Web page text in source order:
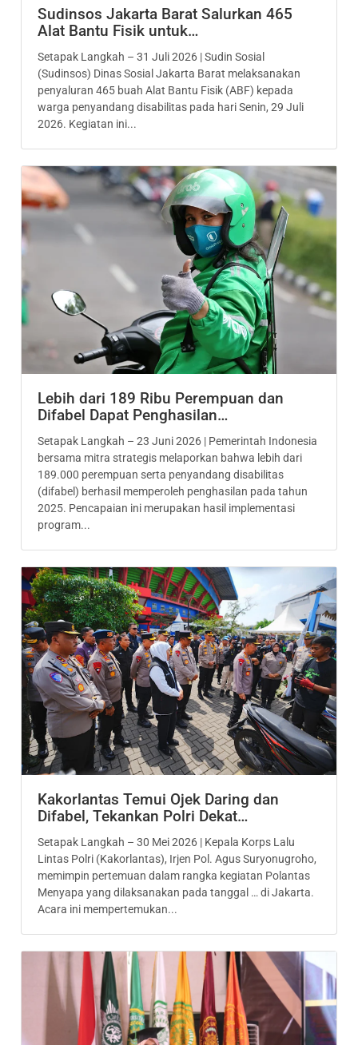
Sudinsos Jakarta Barat Salurkan 465
Alat Bantu Fisik untuk…
Setapak Langkah – 31 Juli 2026 | Sudin Sosial
(Sudinsos) Dinas Sosial Jakarta Barat melaksanakan
penyaluran 465 buah Alat Bantu Fisik (ABF) kepada
warga penyandang disabilitas pada hari Senin, 29 Juli
2026. Kegiatan ini...
Lebih dari 189 Ribu Perempuan dan
Difabel Dapat Penghasilan…
Setapak Langkah – 23 Juni 2026 | Pemerintah Indonesia
bersama mitra strategis melaporkan bahwa lebih dari
189.000 perempuan serta penyandang disabilitas
(difabel) berhasil memperoleh penghasilan pada tahun
2025. Pencapaian ini merupakan hasil implementasi
program...
Kakorlantas Temui Ojek Daring dan
Difabel, Tekankan Polri Dekat…
Setapak Langkah – 30 Mei 2026 | Kepala Korps Lalu
Lintas Polri (Kakorlantas), Irjen Pol. Agus Suryonugroho,
memimpin pertemuan dalam rangka kegiatan Polantas
Menyapa yang dilaksanakan pada tanggal … di Jakarta.
Acara ini mempertemukan...